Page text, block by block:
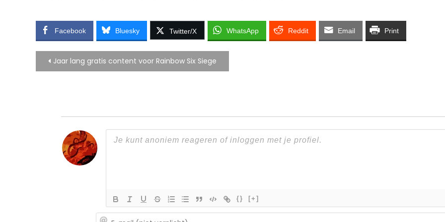
Facebook Bluesky Twitter/X WhatsApp Reddit Email Print
Bericht
Jaar lang gratis content voor Rainbow Six Siege
{} [+]